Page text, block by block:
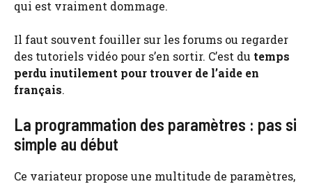
qui est vraiment dommage.
Il faut souvent fouiller sur les forums ou regarder
des tutoriels vidéo pour s’en sortir. C’est du temps
perdu inutilement pour trouver de l’aide en
français.
La programmation des paramètres : pas si
simple au début
Ce variateur propose une multitude de paramètres,